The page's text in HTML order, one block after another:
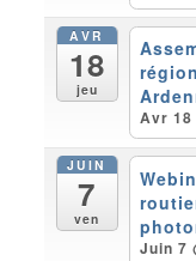
AVR
18
jeu
Avr 18
JUIN
7
ven
Juin 7